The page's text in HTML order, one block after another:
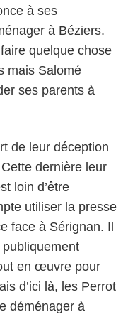
à ses
à Béziers.
quelque chose
mais Salomé
ses parents à
de leur déception
dernière leur
loin d’être
utiliser la presse
face à Sérignan. Il
en œuvre pour
d’ici là, les Perrot
déménager à